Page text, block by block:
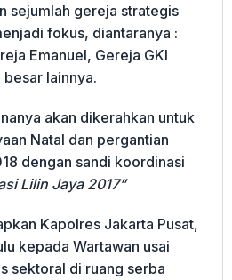
sejumlah gereja strategis
fokus, diantaranya :
Emanuel, Gereja GKI
lainnya.
akan dikerahkan untuk
Natal dan pergantian
dengan sandi koordinasi
Lilin Jaya 2017”
Kapolres Jakarta Pusat,
kepada Wartawan usai
sektoral di ruang serba